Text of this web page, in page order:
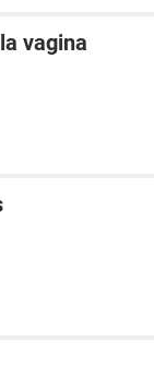
vagina